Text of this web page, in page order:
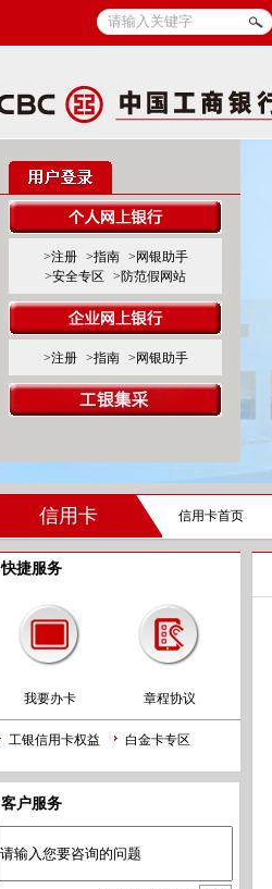
>注册 >指南
>网银助手
>安全专区
>防范假网站
>注册 >指南 >网银助手
信用卡 信用卡首页
快捷服务
我要办卡 章程协议
工银信用卡权益 白金卡专区
客户服务